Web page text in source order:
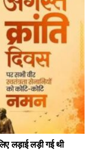
लड़ाई लड़ी गई थी